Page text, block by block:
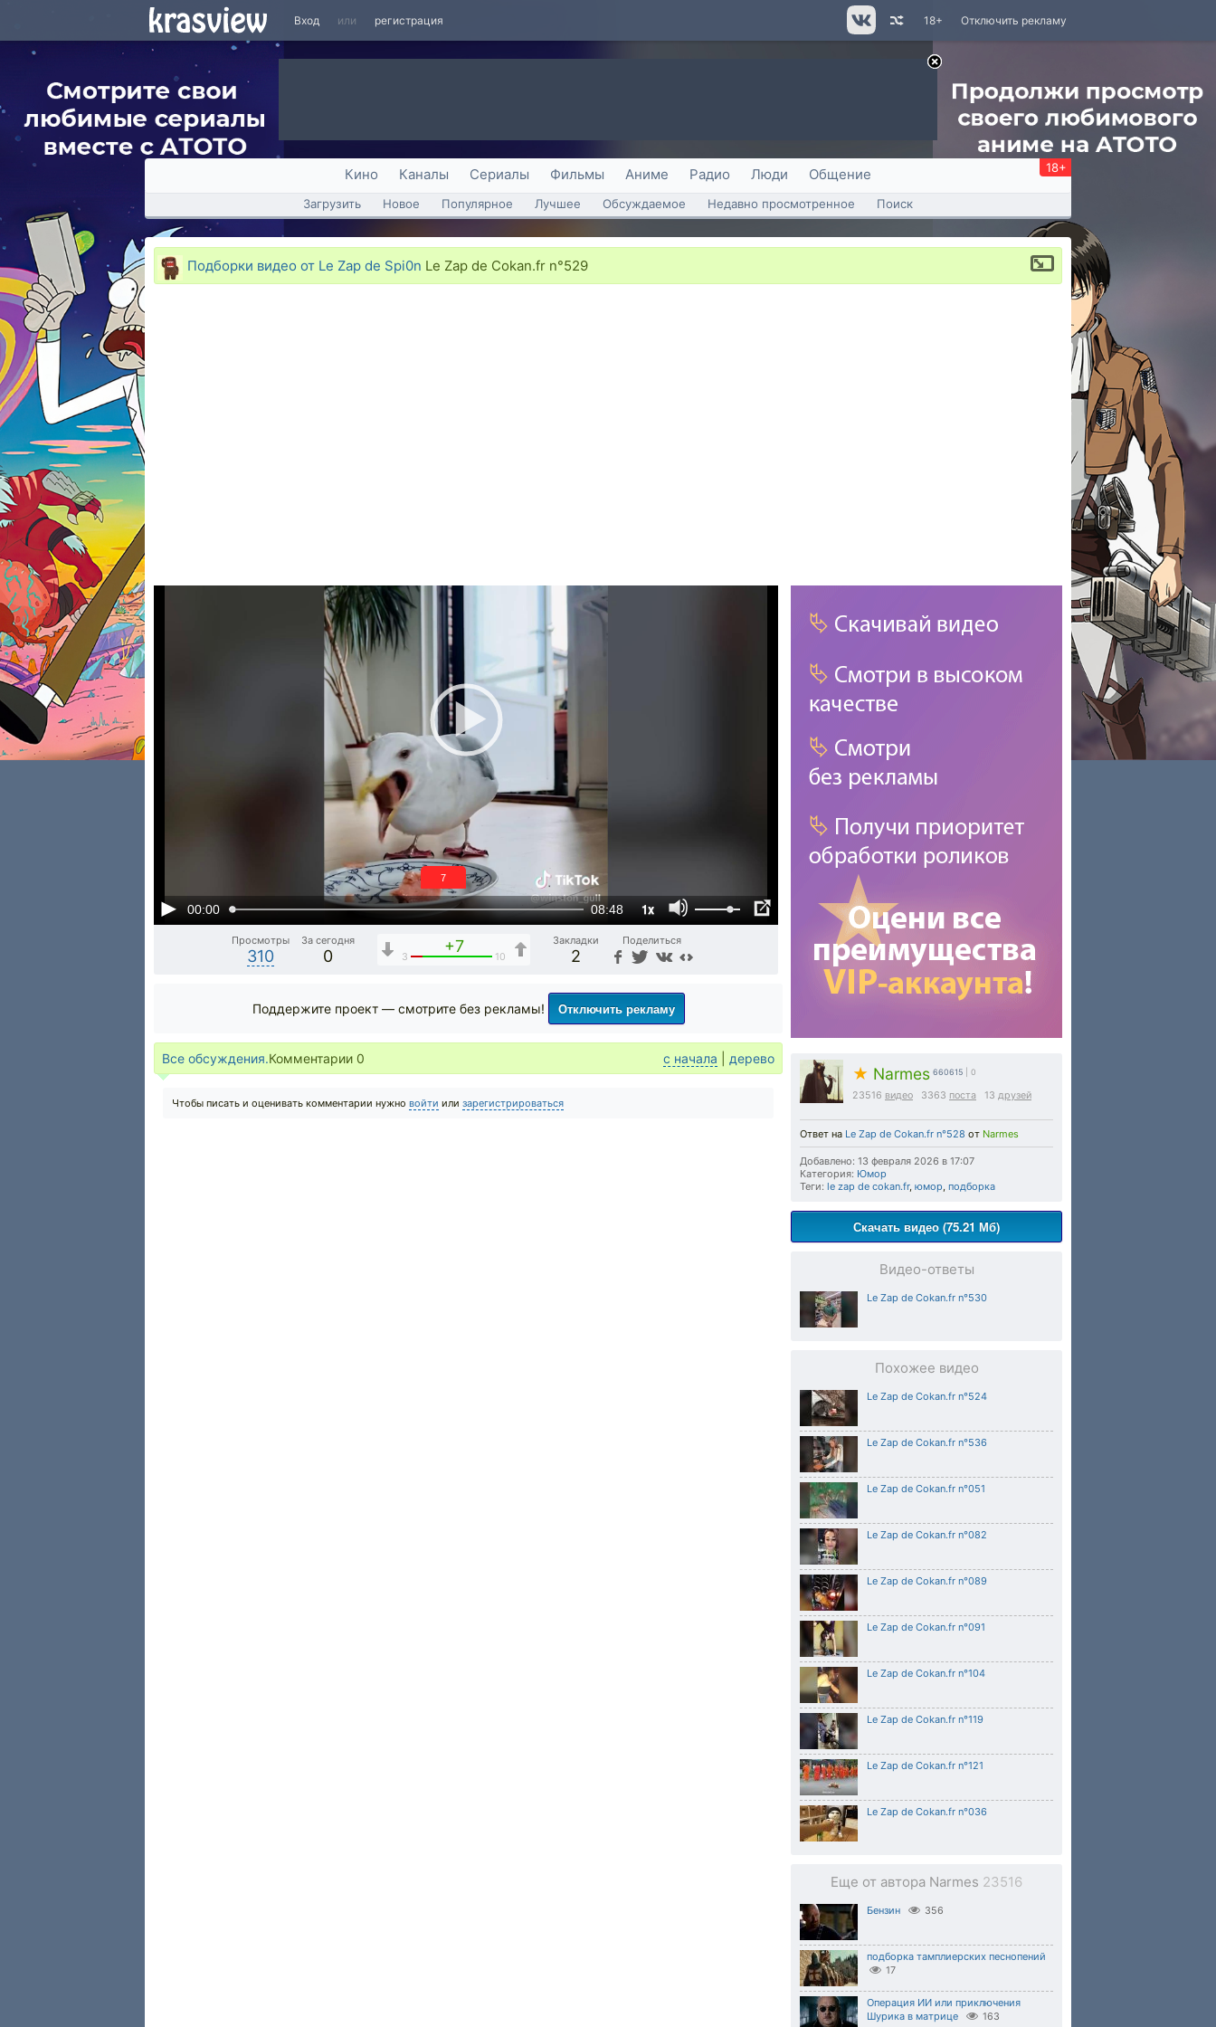
Вход или регистрация Отключить рекламу
18+
Кино Каналы Сериалы Фильмы Аниме Радио Люди Общение 18+
Загрузить Новое Популярное Лучшее Обсуждаемое Недавно просмотренное Поиск
Подборки видео от Le Zap de Spi0n Le Zap de Cokan.fr n°529
00:00 08:48 1x
6
Просмотры
310
За сегодня
0
+7
3 10
Закладки
2
Поделиться
★ Narmes 660615 | 0
23516 видео 3363 поста 13 друзей
Ответ на Le Zap de Cokan.fr n°528 от Narmes
Добавлено: 13 февраля 2026 в 17:07
Категория: Юмор
Теги: le zap de cokan.fr, юмор, подборка
Скачать видео (75.21 Мб)
Видео-ответы
Le Zap de Cokan.fr n°530
Похожее видео
Le Zap de Cokan.fr n°524
Le Zap de Cokan.fr n°536
Le Zap de Cokan.fr n°051
Le Zap de Cokan.fr n°082
Le Zap de Cokan.fr n°089
Le Zap de Cokan.fr n°091
Le Zap de Cokan.fr n°104
Le Zap de Cokan.fr n°119
Le Zap de Cokan.fr n°121
Le Zap de Cokan.fr n°036
Еще от автора Narmes 23516
Бензин 356
подборка тамплиерских песнопений
17
Операция ИИ или приключения
Шурика в матрице
163
Поддержите проект — смотрите без рекламы! Отключить рекламу
Все обсуждения.Комментарии 0 с начала дерево
Чтобы писать и оценивать комментарии нужно войти или зарегистрироваться